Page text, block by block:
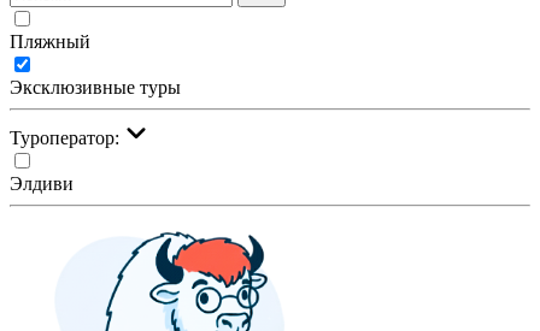
Пляжный
Эксклюзивные туры
Туроператор:
Элдиви